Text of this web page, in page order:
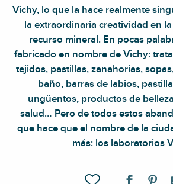
Vichy, lo que la hace realmente
la extraordinaria creatividad en
recurso mineral. En pocas
fabricado en nombre de Vichy:
tejidos, pastillas, zanahorias,
baño, barras de labios,
ungüentos, productos de
salud… Pero de todos estos
que hace que el nombre de la
más: los laboratorios
Ajouter aux favoris